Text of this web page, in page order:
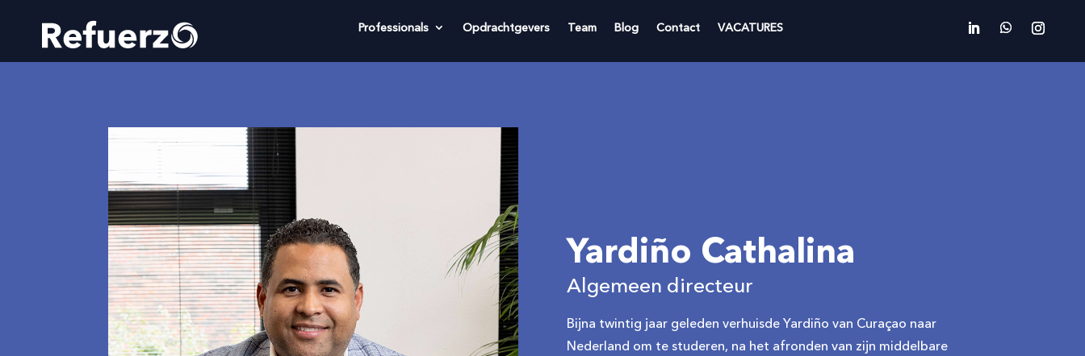
Professionals Opdrachtgevers Team Blog Contact VACATURES
Yardiño Cathalina
Algemeen directeur
Bijna twintig jaar geleden verhuisde Yardiño van Curaçao naar
Nederland om te studeren, na het afronden van zijn middelbare